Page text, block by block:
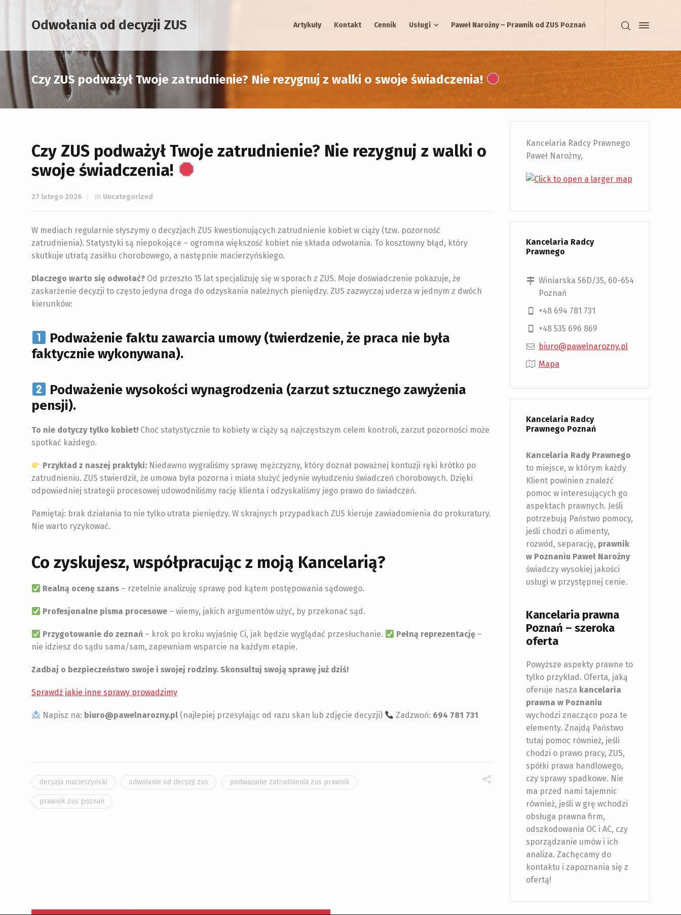
Odwołania od decyzji ZUS Artykuły Kontakt Cennik Usługi Paweł Narożny – Prawnik od ZUS Poznań
Czy ZUS podważył Twoje zatrudnienie? Nie rezygnuj z walki o swoje świadczenia!
Czy ZUS podważył Twoje zatrudnienie? Nie rezygnuj z walki o
swoje świadczenia!
27 lutego 2026 in Uncategorized
W mediach regularnie słyszymy o decyzjach ZUS kwestionujących zatrudnienie kobiet w ciąży (tzw. pozorność
zatrudnienia). Statystyki są niepokojące – ogromna większość kobiet nie składa odwołania. To kosztowny błąd, który
skutkuje utratą zasiłku chorobowego, a następnie macierzyńskiego.
Dlaczego warto się odwołać? Od przeszło 15 lat specjalizuję się w sporach z ZUS. Moje doświadczenie pokazuje, że
zaskarżenie decyzji to często jedyna droga do odzyskania należnych pieniędzy. ZUS zazwyczaj uderza w jednym z dwóch
kierunków:
Podważenie faktu zawarcia umowy(twierdzenie, że praca nie była
faktycznie wykonywana).
Podważenie wysokości wynagrodzenia (zarzut sztucznego zawyżenia
pensji).
To nie dotyczy tylko kobiet! Choć statystycznie to kobiety w ciąży są najczęstszym celem kontroli, zarzut pozorności może
spotkać każdego.
Przykład z naszej praktyki: Niedawno wygraliśmy sprawę mężczyzny, który doznał poważnej kontuzji ręki krótko po
zatrudnieniu. ZUS stwierdził, że umowa była pozorna i miała służyć jedynie wyłudzeniu świadczeń chorobowych. Dzięki
odpowiedniej strategii procesowej udowodniliśmy rację klienta i odzyskaliśmy jego prawo do świadczeń.
Pamiętaj: brak działania to nie tylko utrata pieniędzy. W skrajnych przypadkach ZUS kieruje zawiadomienia do prokuratury.
Nie warto ryzykować.
Co zyskujesz, współpracując z moją Kancelarią?
Realną ocenę szans – rzetelnie analizuję sprawę pod kątem postępowania sądowego.
Profesjonalne pisma procesowe – wiemy, jakich argumentów użyć, by przekonać sąd.
Przygotowanie do zeznań – krok po kroku wyjaśnię Ci, jak będzie wyglądać przesłuchanie. Pełną reprezentację –
nie idziesz do sądu sama/sam, zapewniam wsparcie na każdym etapie.
Zadbaj o bezpieczeństwo swoje i swojej rodziny. Skonsultuj swoją sprawę już dziś!
Sprawdź jakie inne sprawy prowadzimy
Napisz na: biuro@pawelnarozny.pl (najlepiej przesyłając od razu skan lub zdjęcie decyzji) Zadzwoń: 694 781 731
decyzja macierzyński odwołanie od decyzji zus podważanie zatrudnienia zus prawnik
prawnik zus poznań
Kancelaria Radcy Prawnego
Paweł Narożny,
Kancelaria Radcy
Prawnego
Winiarska 56D/35, 60-654
Poznań
+48 694 781 731
+48 535 696 869
biuro@pawelnarozny.pl
Mapa
Kancelaria Radcy
Prawnego Poznań
Kancelaria Rady Prawnego
to miejsce, w którym każdy
Klient powinien znaleźć
pomoc w interesujących go
aspektach prawnych. Jeśli
potrzebują Państwo pomocy,
jeśli chodzi o alimenty,
rozwód, separację, prawnik
w Poznaniu Paweł Narożny
świadczy wysokiej jakości
usługi w przystępnej cenie.
Kancelaria prawna
Poznań – szeroka
oferta
Powyższe aspekty prawne to
tylko przykład. Oferta, jaką
oferuje nasza kancelaria
prawna w Poznaniu
wychodzi znacząco poza te
elementy. Znajdą Państwo
tutaj pomoc również, jeśli
chodzi o prawo pracy, ZUS,
spółki prawa handlowego,
czy sprawy spadkowe. Nie
ma przed nami tajemnic
również, jeśli w grę wchodzi
obsługa prawna firm,
odszkodowania OC i AC, czy
sporządzanie umów i ich
analiza. Zachęcamy do
kontaktu i zapoznania się z
ofertą!